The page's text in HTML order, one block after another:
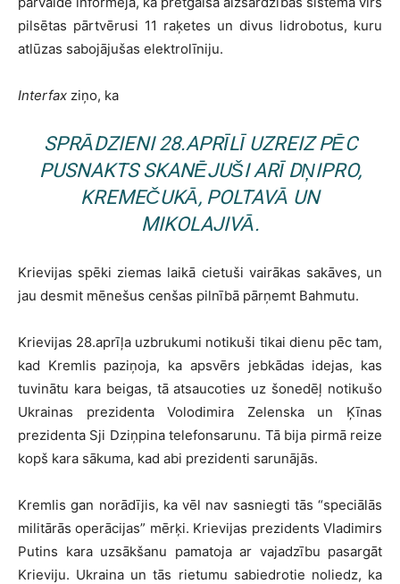
pilsētas pārtvērusi 11 raķetes un divus lidrobotus, kuru
atlūzas sabojājušas elektrolīniju.
Interfax ziņo, ka
SPRĀDZIENI 28.APRĪLĪ UZREIZ PĒC
PUSNAKTS SKANĒJUŠI ARĪ DŅIPRO,
KREMEČUKĀ, POLTAVĀ UN
MIKOLAJIVĀ.
Krievijas spēki ziemas laikā cietuši vairākas sakāves, un
jau desmit mēnešus cenšas pilnībā pārņemt Bahmutu.
Krievijas 28.aprīļa uzbrukumi notikuši tikai dienu pēc tam,
kad Kremlis paziņoja, ka apsvērs jebkādas idejas, kas
tuvinātu kara beigas, tā atsaucoties uz šonedēļ notikušo
Ukrainas prezidenta Volodimira Zelenska un Ķīnas
prezidenta Sji Dziņpina telefonsarunu. Tā bija pirmā reize
kopš kara sākuma, kad abi prezidenti sarunājās.
Kremlis gan norādījis, ka vēl nav sasniegti tās “speciālās
militārās operācijas” mērķi. Krievijas prezidents Vladimirs
Putins kara uzsākšanu pamatoja ar vajadzību pasargāt
Krieviju. Ukraina un tās rietumu sabiedrotie noliedz, ka